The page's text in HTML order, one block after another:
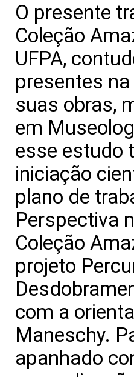
O presente
Coleção
UFPA,
presentes
suas obras,
em
esse estudo
iniciação
plano de
Perspectiva
Coleção
projeto
com a
Maneschy.
apanhado